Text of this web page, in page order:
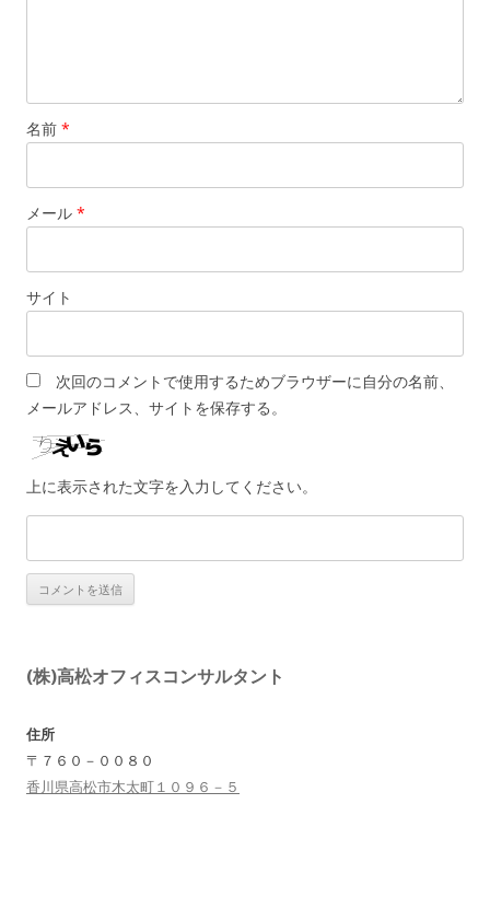
名前 *
メール *
サイト
次回のコメントで使用するためブラウザーに自分の名前、
メールアドレス、サイトを保存する。
上に表示された文字を入力してください。
(株)高松オフィスコンサルタント
住所
〒７６０－００８０
香川県高松市木太町１０９６－５